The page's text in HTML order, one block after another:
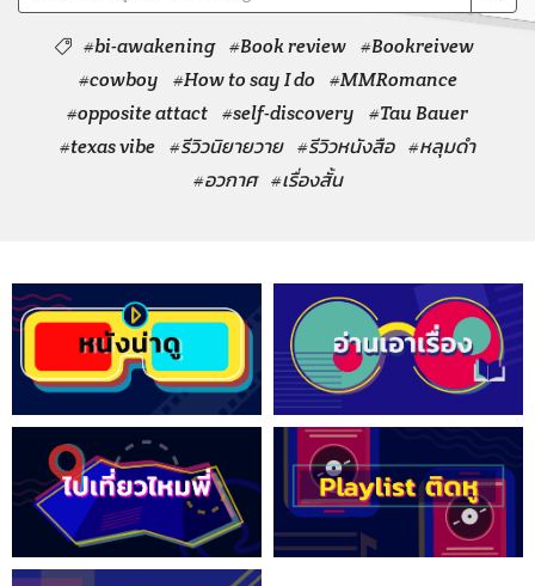
#bi-awakening #Book review #Bookreivew
#cowboy
#How to say I do
#MMRomance
#opposite attact #self-discovery
#Tau Bauer
#texas vibe #รีวิวนิยายวาย #รีวิวหนังสือ #หลุมดำ
#อวกาศ #เรื่องสั้น